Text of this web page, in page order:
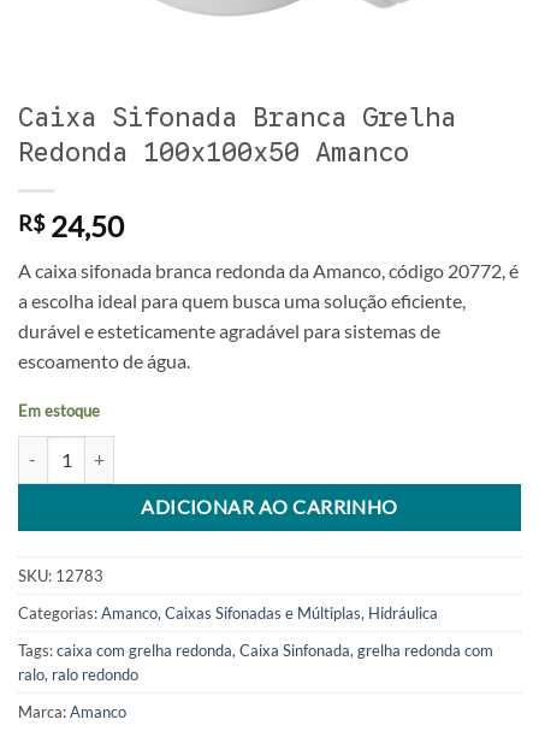
Caixa Sifonada Branca Grelha
Redonda 100x100x50 Amanco
R$24,50
A caixa sifonada branca redonda da Amanco, código 20772, é
a escolha ideal para quem busca uma solução eficiente,
durável e esteticamente agradável para sistemas de
escoamento de água.
Em estoque
ADICIONAR AO CARRINHO
Alternative:
SKU: 12783
Categorias:Amanco, Caixas Sifonadas e Múltiplas, Hidráulica
Tags:caixa com grelha redonda, Caixa Sinfonada, grelha redonda com
ralo, ralo redondo
Marca:Amanco